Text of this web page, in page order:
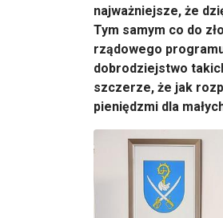
najważniejsze, że
Tym samym co do
rządowego
dobrodziejstwo
szczerze, że jak
pieniędzmi dla